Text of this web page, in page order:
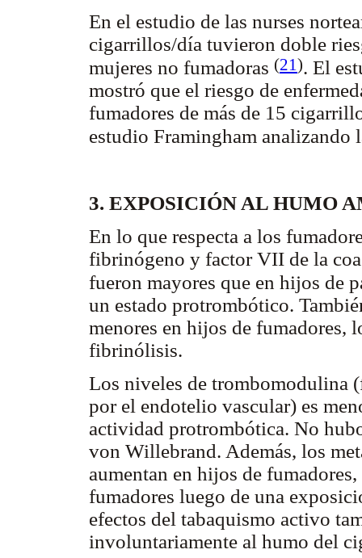
En el estudio de las nurses
cigarrillos/día tuvieron doble
mujeres no fumadoras (21). El
mostró que el riesgo de
fumadores de más de 15
estudio Framingham analizando
3. EXPOSICIÓN AL HUMO
En lo que respecta a los
fibrinógeno y factor VII de la
fueron mayores que en hijos de
un estado protrombótico.
menores en hijos de fumadores,
fibrinólisis.
Los niveles de trombomodulina
por el endotelio vascular) es
actividad protrombótica. No
von Willebrand. Además, los
aumentan en hijos de
fumadores luego de una
efectos del tabaquismo activo
involuntariamente al humo del